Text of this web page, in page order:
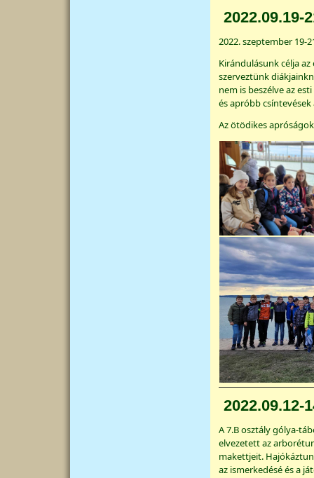
2022.09.19-
2022. szeptember 19-
Kirándulásunk célja
szerveztünk
nem is beszélve az
és apróbb csíntevések
Az ötödikes
2022.09.12-
A 7.B osztály gólya-
elvezetett az
makettjeit.
az ismerkedésé és a